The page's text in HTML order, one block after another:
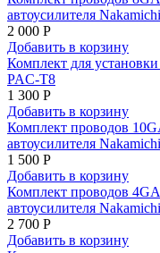
автоусилителя
2 000 Р
Добавить в корзину
Комплект для
PAC-T8
1 300 Р
Добавить в корзину
Комплект проводов
автоусилителя
1 500 Р
Добавить в корзину
Комплект проводов
автоусилителя
2 700 Р
Добавить в корзину